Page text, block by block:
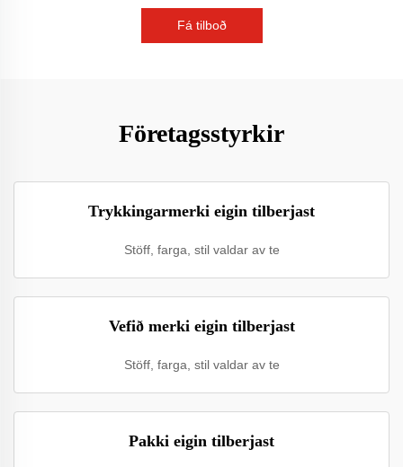
Fá tilboð
Företagsstyrkir
Trykkingarmerki eigin tilberjast
Stöff, farga, stil valdar av te
Vefið merki eigin tilberjast
Stöff, farga, stil valdar av te
Pakki eigin tilberjast